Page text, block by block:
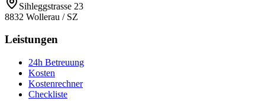
Sihleggstrasse 23
8832 Wollerau / SZ
Leistungen
24h Betreuung
Kosten
Kostenrechner
Checkliste